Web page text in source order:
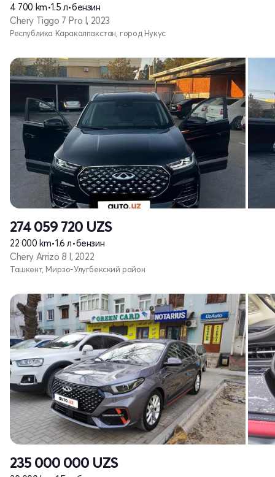
4 700 km•1.5 л•бензин
Chery Tiggo 7 Pro I, 2023
Республика Каракалпакстан, город Нукус
274 059 720 UZS
22 000 km•1.6 л•бензин
Chery Arrizo 8 I, 2022
Ташкент, Мирзо-Улугбекский район
235 000 000 UZS